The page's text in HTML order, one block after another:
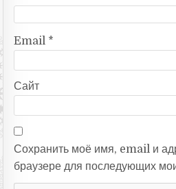
Email *
Сайт
Сохранить моё имя, email и
браузере для последующих